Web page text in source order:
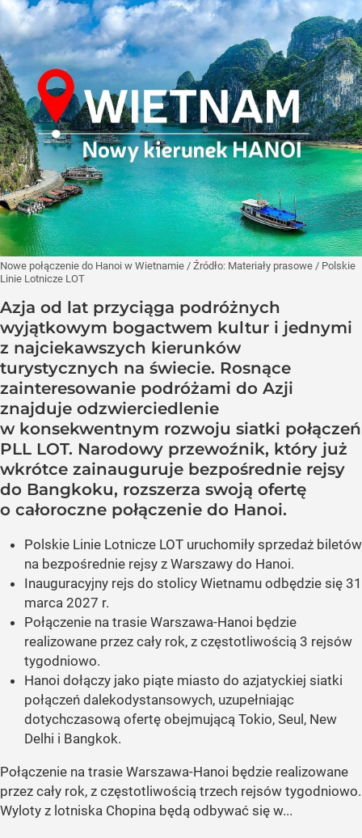
Nowe połączenie do Hanoi w Wietnamie / Źródło: Materiały prasowe / Polskie
Linie Lotnicze LOT
Azja od lat przyciąga podróżnych
wyjątkowym bogactwem kultur i jednymi
z najciekawszych kierunków
turystycznych na świecie. Rosnące
zainteresowanie podróżami do Azji
znajduje odzwierciedlenie
w konsekwentnym rozwoju siatki połączeń
PLL LOT. Narodowy przewoźnik, który już
wkrótce zainauguruje bezpośrednie rejsy
do Bangkoku, rozszerza swoją ofertę
o całoroczne połączenie do Hanoi.
Polskie Linie Lotnicze LOT uruchomiły sprzedaż biletów
na bezpośrednie rejsy z Warszawy do Hanoi.
Inauguracyjny rejs do stolicy Wietnamu odbędzie się 31
marca 2027 r.
Połączenie na trasie Warszawa-Hanoi będzie
realizowane przez cały rok, z częstotliwością 3 rejsów
tygodniowo.
Hanoi dołączy jako piąte miasto do azjatyckiej siatki
połączeń dalekodystansowych, uzupełniając
dotychczasową ofertę obejmującą Tokio, Seul, New
Delhi i Bangkok.
Połączenie na trasie Warszawa-Hanoi będzie realizowane
przez cały rok, z częstotliwością trzech rejsów tygodniowo.
Wyloty z lotniska Chopina będą odbywać się w...